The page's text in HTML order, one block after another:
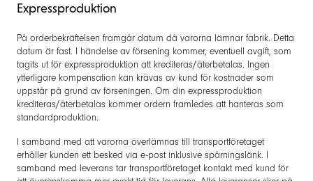
Expressproduktion
På orderbekräftelsen framgår datum då varorna lämnar fabrik. Detta
datum är fast. I händelse av försening kommer, eventuell avgift, som
tagits ut för expressproduktion att krediteras/återbetalas. Ingen
ytterligare kompensation kan krävas av kund för kostnader som
uppstår på grund av förseningen. Om din expressproduktion
krediteras/återbetalas kommer ordern framledes att hanteras som
standardproduktion.
I samband med att varorna överlämnas till transportföretaget
erhåller kunden ett besked via e-post inklusive spårningslänk. I
samband med leverans tar transportföretaget kontakt med kund för